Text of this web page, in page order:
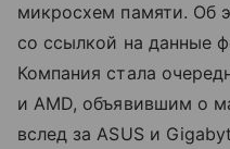
микросхем памяти. Об
со ссылкой на данные
Компания стала
и AMD, объявившим о
вслед за ASUS и